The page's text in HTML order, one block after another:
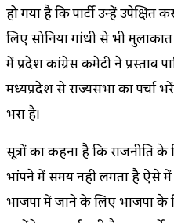
हो गया है कि पार्टी उन्हें उपेक्षित
लिए सोनिया गांधी से भी
में प्रदेश कांग्रेस कमेटी ने प्रस्ताव
मध्यप्रदेश से राज्यसभा का पर्चा
भरा है।
सूत्रों का कहना है कि
भांपने में समय नही लगता है ऐसे
भाजपा में जाने के लिए भाजपा के